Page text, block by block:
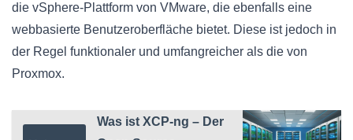
die vSphere-Plattform von VMware, die ebenfalls eine
webbasierte Benutzeroberfläche bietet. Diese ist jedoch in
der Regel funktionaler und umfangreicher als die von
Proxmox.
Was ist XCP-ng – Der